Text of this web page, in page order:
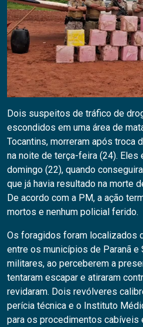
Dois suspeitos de tráfico de
escondidos em uma área de
Tocantins, morreram após troca
na noite de terça-feira (24). Eles
domingo (22), quando
que já havia resultado na morte
De acordo com a PM, a ação
mortos e nenhum policial ferido.
Os foragidos foram localizados
entre os municípios de Paranã e
militares, ao perceberem a
tentaram escapar e atiraram
revidaram. Dois revólveres
perícia técnica e o Instituto
para os procedimentos cabíveis